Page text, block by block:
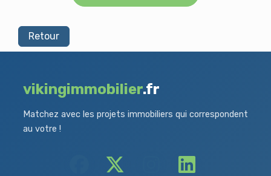
Retour
vikingimmobilier.fr
Matchez avec les projets immobiliers qui correspondent
au votre !